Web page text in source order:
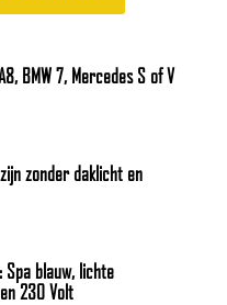
BMW 7, Mercedes S of V
zonder daklicht en
Spa blauw, lichte
230 Volt